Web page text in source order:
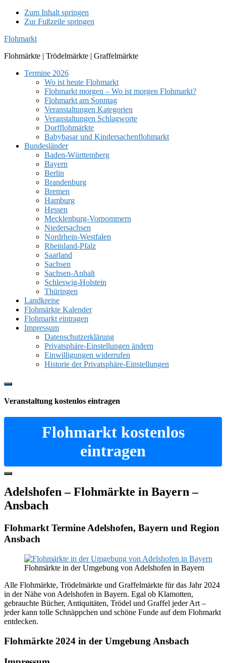
Zum Inhalt springen
Zur Fußzeile springen
Flohmarkt
Flohmärkte | Trödelmärkte | Graffelmärkte
Termine 2026
Wo ist heute Flohmarkt
Flohmarkt morgen – Wo ist morgen Flohmarkt?
Flohmarkt am Sonntag
Veranstaltungen Kategorien
Veranstaltungen Schlagworte
Dorfflohmärkte
Babybasar und Kindersachenflohmarkt
Bundesländer
Baden-Württemberg
Bayern
Berlin
Brandenburg
Bremen
Hamburg
Hessen
Mecklenburg-Vorpommern
Niedersachsen
Nordrhein-Westfalen
Rheinland-Pfalz
Saarland
Sachsen
Sachsen-Anhalt
Schleswig-Holstein
Thüringen
Landkreise
Flohmärkte Kalender
Flohmarkt eintragen
Impressum
Datenschutzerklärung
Privatsphäre-Einstellungen ändern
Einwilligungen widerrufen
Historie der Privatsphäre-Einstellungen
Show
Content
Veranstaltung kostenlos eintragen
Flohmarkt kostenlos
eintragen
Hide
Content
Adelshofen – Flohmärkte in Bayern –
Ansbach
Flohmarkt Termine Adelshofen, Bayern und Region
Ansbach
Flohmärkte in der Umgebung von Adelshofen in Bayern
Alle Flohmärkte, Trödelmärkte und Graffelmärkte für das Jahr 2024
in der Nähe von Adelshofen in Bayern. Egal ob Klamotten,
gebrauchte Bücher, Antiquitäten, Trödel und Graffel jeder Art –
jeder kann tolle Schnäppchen und schöne Funde auf dem Flohmarkt
entdecken.
Flohmärkte 2024 in der Umgebung Ansbach